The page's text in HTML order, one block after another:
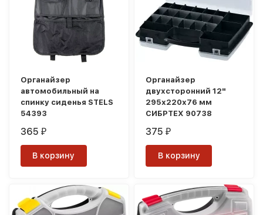
Органайзер
автомобильный на
спинку сиденья STELS
54393
365₽
В корзину
Органайзер
двухсторонний 12"
295х220х76 мм
СИБРТЕХ 90738
375₽
В корзину